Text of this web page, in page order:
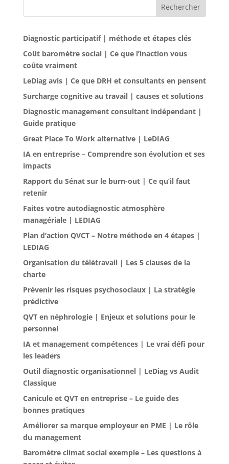
Rechercher
Diagnostic participatif | méthode et étapes clés
Coût baromètre social | Ce que l’inaction vous
coûte vraiment
LeDiag avis | Ce que DRH et consultants en pensent
Surcharge cognitive au travail | causes et solutions
Diagnostic management consultant indépendant |
Guide pratique
Great Place To Work alternative | LeDIAG
IA en entreprise – Comprendre son évolution et ses
impacts
Rapport du Sénat sur le burn-out | Ce qu’il faut
retenir
Faites votre autodiagnostic atmosphère
managériale | LEDIAG
Plan d’action QVCT – Notre méthode en 4 étapes |
LEDIAG
Organisation du télétravail | Les 5 clauses de la
charte
Prévenir les risques psychosociaux | La stratégie
prédictive
QVT en néphrologie | Enjeux et solutions pour le
personnel
IA et management compétences | Le vrai défi pour
les leaders
Outil diagnostic organisationnel | LeDiag vs Audit
Classique
Canicule et QVT en entreprise – Le guide des
bonnes pratiques
Améliorer sa marque employeur en PME | Le rôle
du management
Baromètre climat social exemple – Les questions à